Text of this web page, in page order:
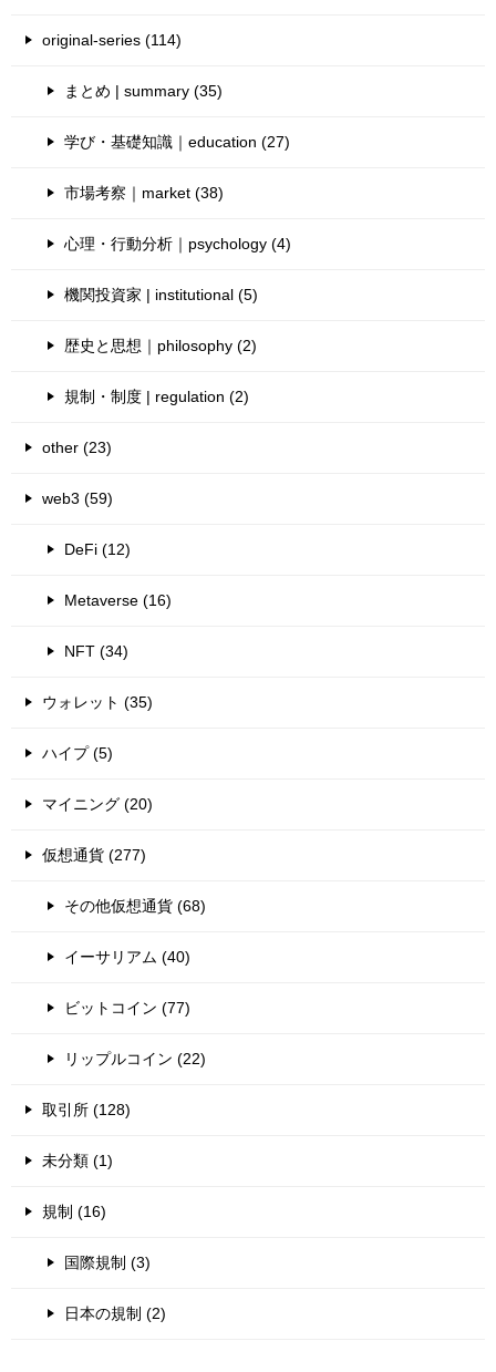
original-series (114)
まとめ | summary (35)
学び・基礎知識｜education (27)
市場考察｜market (38)
心理・行動分析｜psychology (4)
機関投資家 | institutional (5)
歴史と思想｜philosophy (2)
規制・制度 | regulation (2)
other (23)
web3 (59)
DeFi (12)
Metaverse (16)
NFT (34)
ウォレット (35)
ハイプ (5)
マイニング (20)
仮想通貨 (277)
その他仮想通貨 (68)
イーサリアム (40)
ビットコイン (77)
リップルコイン (22)
取引所 (128)
未分類 (1)
規制 (16)
国際規制 (3)
日本の規制 (2)